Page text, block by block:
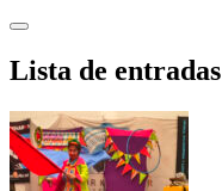
Saltar
contenido
Lista de entradas